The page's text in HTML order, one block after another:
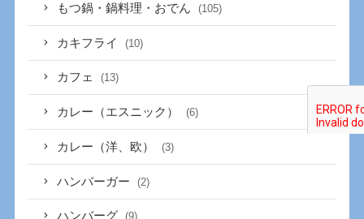
もつ鍋・鍋料理・おでん (105)
カキフライ (10)
カフェ (13)
カレー（エスニック） (6)
カレー（洋、欧） (3)
ハンバーガー (2)
ハンバーグ (9)